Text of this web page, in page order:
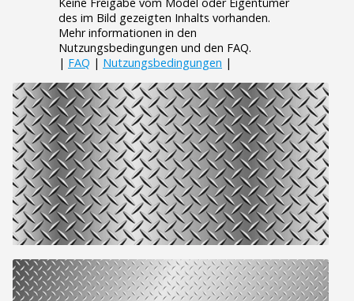
des im Bild gezeigten Inhalts vorhanden.
Mehr informationen in den
Nutzungsbedingungen und den FAQ.
| FAQ | Nutzungsbedingungen |